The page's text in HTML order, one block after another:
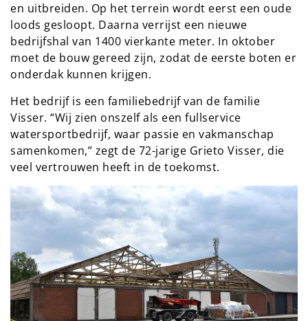
en uitbreiden. Op het terrein wordt eerst een oude
loods gesloopt. Daarna verrijst een nieuwe
bedrijfshal van 1400 vierkante meter. In oktober
moet de bouw gereed zijn, zodat de eerste boten er
onderdak kunnen krijgen.
Het bedrijf is een familiebedrijf van de familie
Visser. “Wij zien onszelf als een fullservice
watersportbedrijf, waar passie en vakmanschap
samenkomen,” zegt de 72-jarige Grieto Visser, die
veel vertrouwen heeft in de toekomst.